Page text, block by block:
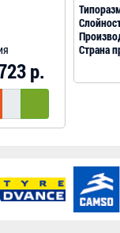
р.
Страна